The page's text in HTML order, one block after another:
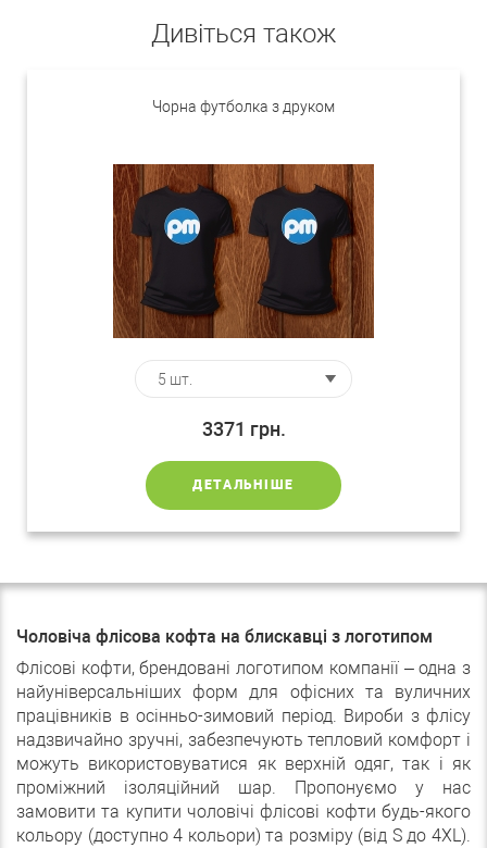
Дивіться також
Чорна футболка з друком
3371 грн.
ДЕТАЛЬНІШЕ
Чоловіча флісова кофта на блискавці з логотипом
Флісові кофти, брендовані логотипом компанії – одна з
найуніверсальніших форм для офісних та вуличних
працівників в осінньо-зимовий період. Вироби з флісу
надзвичайно зручні, забезпечують тепловий комфорт і
можуть використовуватися як верхній одяг, так і як
проміжний ізоляційний шар. Пропонуємо у нас
замовити та купити чоловічі флісові кофти будь-якого
кольору (доступно 4 кольори) та розміру (від S до 4XL).